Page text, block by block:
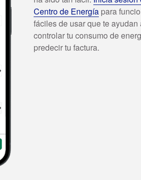
Centro de Energía para
fáciles de usar que te ayudan
controlar tu consumo de
predecir tu factura.